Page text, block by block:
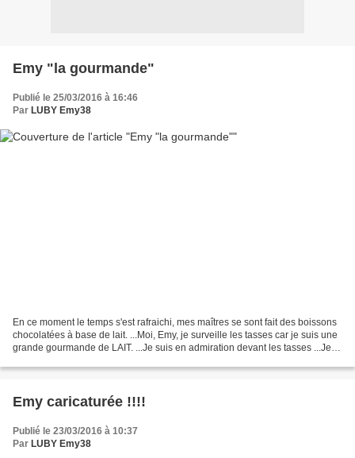
Emy "la gourmande"
Publié le 25/03/2016 à 16:46
Par LUBY Emy38
En ce moment le temps s'est rafraichi, mes maîtres se sont fait des boissons
chocolatées à base de lait. ...Moi, Emy, je surveille les tasses car je suis une
grande gourmande de LAIT. ...Je suis en admiration devant les tasses ...Je
Emy caricaturée !!!!
Publié le 23/03/2016 à 10:37
Par LUBY Emy38